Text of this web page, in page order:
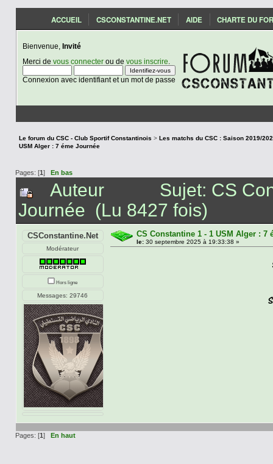
ACCUEIL CSCONSTANTINE.NET AIDE CHARTE DU
Bienvenue, Invité
Merci de vous connecterou de vous inscrire
Connexion avec identifiant et un mot de passe
Le forum du CSC - Club Sportif Constantinois >
USM Alger : 7 éme Journée
Pages: [1] En bas
Auteur
Sujet: CS
Journée (Lu 8427 fois)
CSConstantine.Net
Modérateur
Hors ligne
Messages: 29746
CS Constantine 1 - 1 USM Alger : 7
le: 30 septembre 2025 à 19:33:38 »
Pages: [1 ] En haut